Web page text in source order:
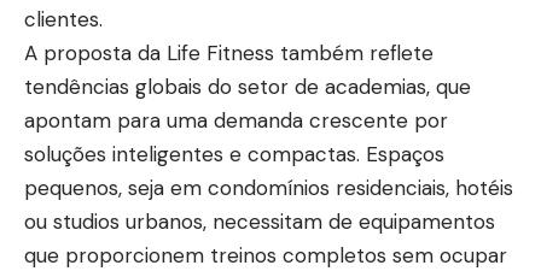
clientes.
A proposta da Life Fitness também reflete
tendências globais do setor de academias, que
apontam para uma demanda crescente por
soluções inteligentes e compactas. Espaços
pequenos, seja em condomínios residenciais, hotéis
ou studios urbanos, necessitam de equipamentos
que proporcionem treinos completos sem ocupar